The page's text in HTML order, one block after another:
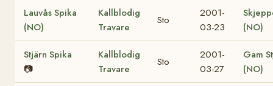
Lauvås Spika
(NO)
Kallblodig
Travare
Sto
2001-
03-23
(NO)
Stjärn Spika
📷
Kallblodig
Travare
Sto
2001-
03-27
Gam
(NO)